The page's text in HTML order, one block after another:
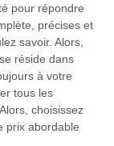
pour répondre
précises et
savoir. Alors,
réside dans
à votre
tous les
choisissez
prix abordable